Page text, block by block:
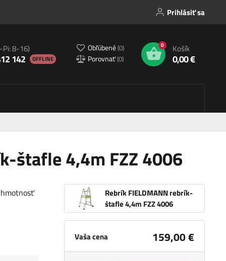
Prihlásiť sa
Pi: 8-16)
142 OFFLINE
Obľúbené(0)
Porovnať(0)
0 Košík
0,00 €
štafle 4,4m FZZ 4006
Rebrík FIELDMANN rebrík-
štafle 4,4m FZZ 4006
Vaša cena 159,00 €